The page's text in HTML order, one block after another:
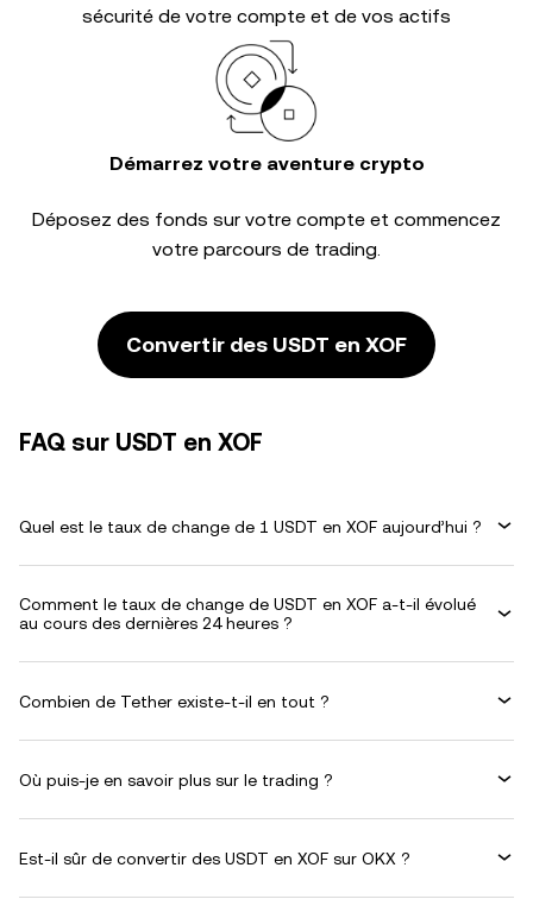
sécurité de votre compte et de vos actifs
Démarrez votre aventure crypto
Déposez des fonds sur votre compte et commencez
votre parcours de trading.
Convertir des USDT en XOF
FAQ sur USDT en XOF
Quel est le taux de change de 1 USDT en XOF aujourd’hui ?
Comment le taux de change de USDT en XOF a-t-il évolué
au cours des dernières 24 heures ?
Combien de Tether existe-t-il en tout ?
Où puis-je en savoir plus sur le trading ?
Est-il sûr de convertir des USDT en XOF sur OKX ?